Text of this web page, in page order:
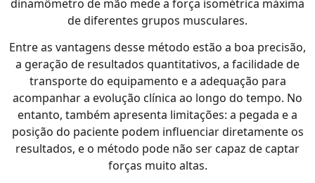
dinamômetro de mão mede a força isométrica máxima
de diferentes grupos musculares.
Entre as vantagens desse método estão a boa precisão,
a geração de resultados quantitativos, a facilidade de
transporte do equipamento e a adequação para
acompanhar a evolução clínica ao longo do tempo. No
entanto, também apresenta limitações: a pegada e a
posição do paciente podem influenciar diretamente os
resultados, e o método pode não ser capaz de captar
forças muito altas.